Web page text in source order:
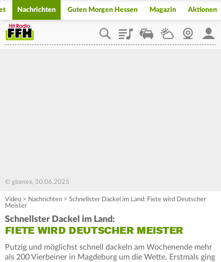
Nachrichten Guten Morgen Hessen Magazin Aktionen
PlaylistStaupilotWetterWebcam
© glomex, 30.06.2025
Video > Nachrichten > Schnellster Dackel im Land: Fiete wird Deutscher
Meister
Schnellster Dackel im Land:
FIETE WIRD DEUTSCHER MEISTER
Putzig und möglichst schnell dackeln am Wochenende mehr
als 200 Vierbeiner in Magdeburg um die Wette. Erstmals ging